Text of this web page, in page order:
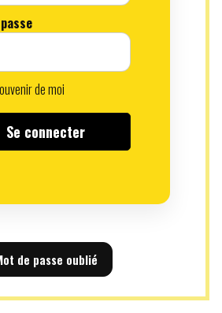
de moi
de passe oublié